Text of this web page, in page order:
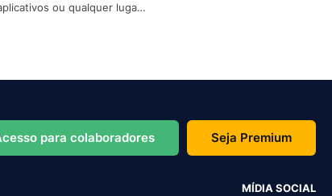
ou qualquer lugar
para colaboradores Seja Premium
MÍDIA SOCIAL